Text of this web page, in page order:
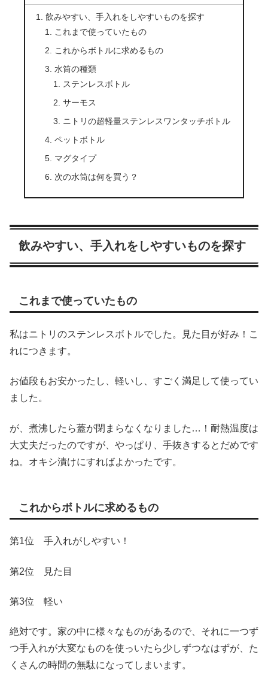
飲みやすい、手入れをしやすいものを探す
これまで使っていたもの
これからボトルに求めるもの
水筒の種類
ステンレスボトル
サーモス
ニトリの超軽量ステンレスワンタッチボトル
ペットボトル
マグタイプ
次の水筒は何を買う？
飲みやすい、手入れをしやすいものを探す
これまで使っていたもの
私はニトリのステンレスボトルでした。見た目が好み！こ
れにつきます。
お値段もお安かったし、軽いし、すごく満足して使ってい
ました。
が、煮沸したら蓋が閉まらなくなりました…！耐熱温度は
大丈夫だったのですが、やっぱり、手抜きするとだめです
ね。オキシ漬けにすればよかったです。
これからボトルに求めるもの
第1位 手入れがしやすい！
第2位 見た目
第3位 軽い
絶対です。家の中に様々なものがあるので、それに一つず
つ手入れが大変なものを使っいたら少しずつなはずが、た
くさんの時間の無駄になってしまいます。